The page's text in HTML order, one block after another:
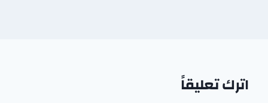
اترك تعليقاً